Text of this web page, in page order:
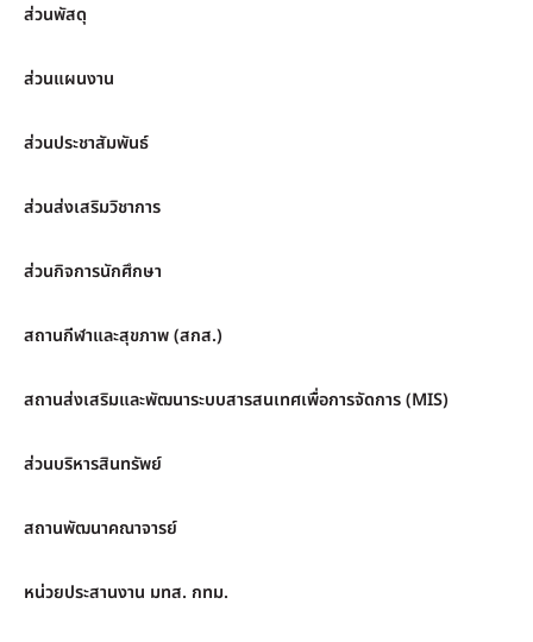
ส่วนพัสดุ
ส่วนแผนงาน
ส่วนประชาสัมพันธ์
ส่วนส่งเสริมวิชาการ
ส่วนกิจการนักศึกษา
สถานกีฬาและสุขภาพ (สกส.)
สถานส่งเสริมและพัฒนาระบบสารสนเทศเพื่อการจัดการ (MIS)
ส่วนบริหารสินทรัพย์
สถานพัฒนาคณาจารย์
หน่วยประสานงาน มทส. กทม.